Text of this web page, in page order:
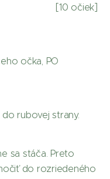
[10 očiek]
očka, PO
rubovej strany.
sa stáča. Preto
do rozriedeného